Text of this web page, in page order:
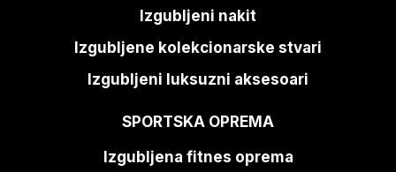
Izgubljeni nakit
Izgubljene kolekcionarske stvari
Izgubljeni luksuzni aksesoari
SPORTSKA OPREMA
Izgubljena fitnes oprema